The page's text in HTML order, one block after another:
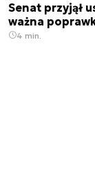
Senat przyjął
ważna
4 min.